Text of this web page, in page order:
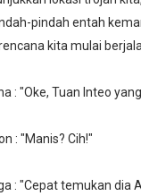
pindah entah
kita mulai
: "Oke, Tuan Inteo
: "Manis? Cih!"
: "Cepat temukan dia